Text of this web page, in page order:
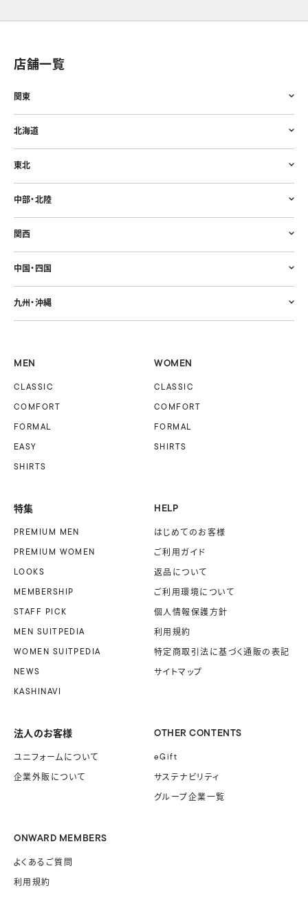
店舗一覧
関東
北海道
東北
中部・北陸
関西
中国・四国
九州・沖縄
MEN
CLASSIC
COMFORT
FORMAL
EASY
SHIRTS
WOMEN
CLASSIC
COMFORT
FORMAL
SHIRTS
特集
PREMIUM MEN
PREMIUM WOMEN
LOOKS
MEMBERSHIP
STAFF PICK
MEN SUITPEDIA
WOMEN SUITPEDIA
NEWS
KASHINAVI
HELP
はじめてのお客様
ご利用ガイド
返品について
ご利用環境について
個人情報保護方針
利用規約
特定商取引法に基づく通販の表記
サイトマップ
法人のお客様
ユニフォームについて
企業外販について
OTHER CONTENTS
eGift
サステナビリティ
グループ企業一覧
ONWARD MEMBERS
よくあるご質問
利用規約